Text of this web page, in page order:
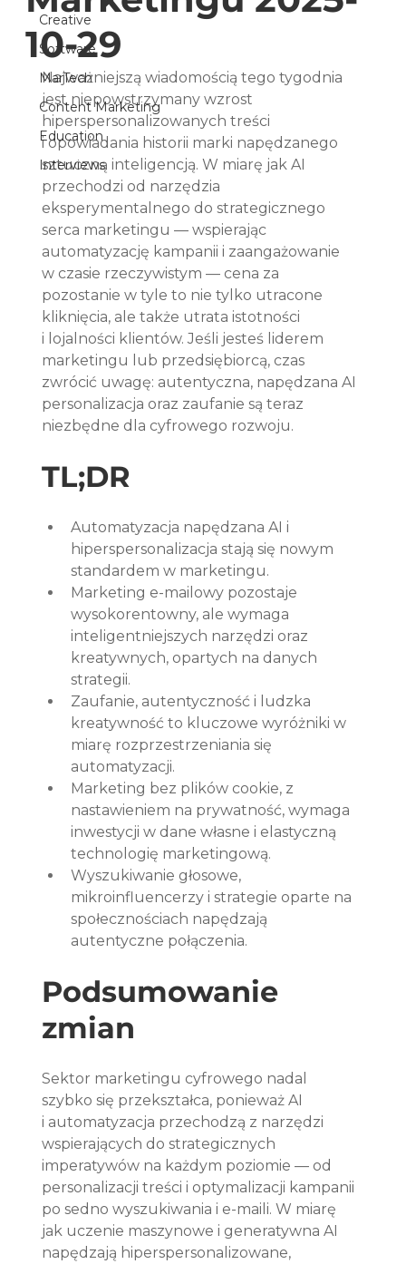
Creative
Software
MarTech
Content Marketing
Education
Interviews
10-29
Najważniejszą wiadomością tego tygodnia
jest niepowstrzymany wzrost
hiperspersonalizowanych treści
i opowiadania historii marki napędzanego
sztuczną inteligencją. W miarę jak AI
przechodzi od narzędzia
eksperymentalnego do strategicznego
serca marketingu — wspierając
automatyzację kampanii i zaangażowanie
w czasie rzeczywistym — cena za
pozostanie w tyle to nie tylko utracone
kliknięcia, ale także utrata istotności
i lojalności klientów. Jeśli jesteś liderem
marketingu lub przedsiębiorcą, czas
zwrócić uwagę: autentyczna, napędzana AI
personalizacja oraz zaufanie są teraz
niezbędne dla cyfrowego rozwoju.
TL;DR
Automatyzacja napędzana AI i
hiperspersonalizacja stają się nowym
standardem w marketingu.
Marketing e-mailowy pozostaje
wysokorentowny, ale wymaga
inteligentniejszych narzędzi oraz
kreatywnych, opartych na danych
strategii.
Zaufanie, autentyczność i ludzka
kreatywność to kluczowe wyróżniki w
miarę rozprzestrzeniania się
automatyzacji.
Marketing bez plików cookie, z
nastawieniem na prywatność, wymaga
inwestycji w dane własne i elastyczną
technologię marketingową.
Wyszukiwanie głosowe,
mikroinfluencerzy i strategie oparte na
społecznościach napędzają
autentyczne połączenia.
Podsumowanie
zmian
Sektor marketingu cyfrowego nadal
szybko się przekształca, ponieważ AI
i automatyzacja przechodzą z narzędzi
wspierających do strategicznych
imperatywów na każdym poziomie — od
personalizacji treści i optymalizacji kampanii
po sedno wyszukiwania i e-maili. W miarę
jak uczenie maszynowe i generatywna AI
napędzają hiperspersonalizowane,